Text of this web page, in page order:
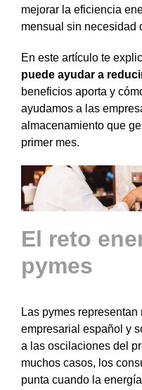
mejorar la eficiencia
mensual sin necesidad
En este artículo te
puede ayudar a
beneficios aporta y
ayudamos a las
almacenamiento que
primer mes.
El reto
pymes
Las pymes
empresarial español y
a las oscilaciones del
muchos casos, los
punta cuando la